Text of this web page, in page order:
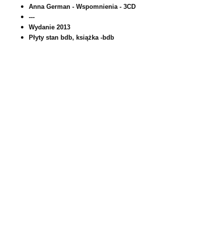
Anna German - Wspomnienia - 3CD
---
Wydanie 2013
Płyty stan bdb, książka -bdb